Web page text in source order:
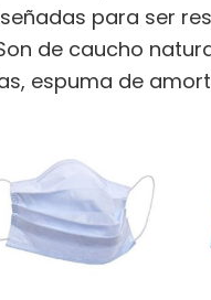
para ser
de caucho
espuma de